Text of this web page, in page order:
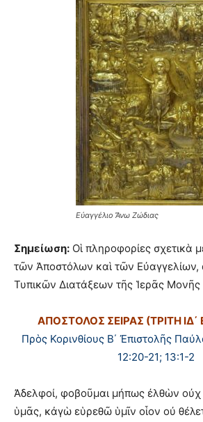
Εὐαγγέλιο Ἄνω Ζώδιας
Σημείωση: Οἱ πληροφορίες σχετικὰ
τῶν Ἀποστόλων καὶ τῶν Εὐαγγελίων,
Τυπικῶν Διατάξεων τῆς Ἱερᾶς
ΑΠΟΣΤΟΛΟΣ ΣΕΙΡΑΣ (ΤΡΙΤΗ ΙΔ΄
Πρὸς Κορινθίους Β΄ Ἐπιστολῆς
12:20-21; 13:1-2
Ἀδελφοί, φοβοῦμαι μήπως ἐλθὼν
ὑμᾶς, κἀγὼ εὑρεθῶ ὑμῖν οἷον οὐ